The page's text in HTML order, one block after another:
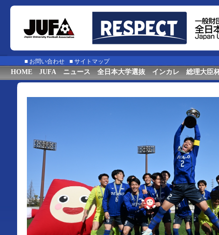
■ お問い合わせ ■ サイトマップ
HOME JUFA ニュース 全日本大学選抜 インカレ 総理大臣